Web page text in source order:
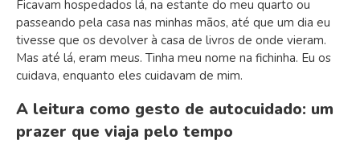
Ficavam hospedados lá, na estante do meu quarto ou
passeando pela casa nas minhas mãos, até que um dia eu
tivesse que os devolver à casa de livros de onde vieram.
Mas até lá, eram meus. Tinha meu nome na fichinha. Eu os
cuidava, enquanto eles cuidavam de mim.
A leitura como gesto de autocuidado: um
prazer que viaja pelo tempo